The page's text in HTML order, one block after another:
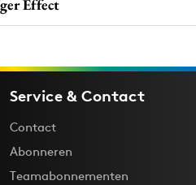
Effect
Service & Contact
Contact
Abonneren
Teamabonnementen